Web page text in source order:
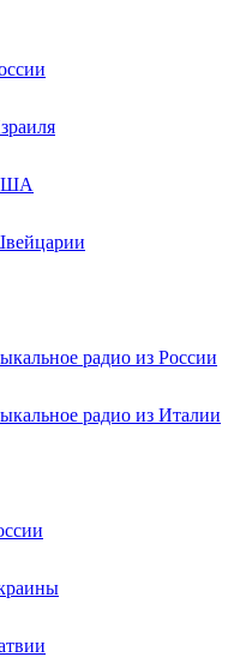
радио из России
радио из Италии